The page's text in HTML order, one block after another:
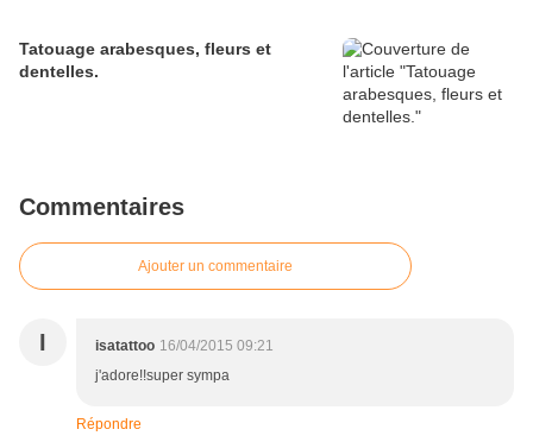
Tatouage arabesques, fleurs et
dentelles.
Commentaires
Ajouter un commentaire
I isatattoo 16/04/2015 09:21
j'adore!!super sympa
Répondre